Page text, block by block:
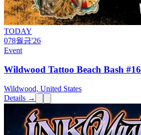
TODAY
078월금'26
Event
Wildwood Tattoo Beach Bash #16
Wildwood, United States
Details →